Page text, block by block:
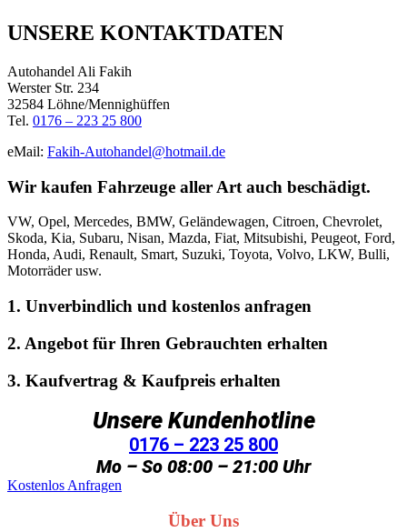
UNSERE KONTAKTDATEN
Autohandel Ali Fakih
Werster Str. 234
32584 Löhne/Mennighüffen
Tel. 0176 – 223 25 800
eMail: Fakih-Autohandel@hotmail.de
Wir kaufen Fahrzeuge aller Art auch beschädigt.
VW, Opel, Mercedes, BMW, Geländewagen, Citroen, Chevrolet,
Skoda, Kia, Subaru, Nisan, Mazda, Fiat, Mitsubishi, Peugeot, Ford,
Honda, Audi, Renault, Smart, Suzuki, Toyota, Volvo, LKW, Bulli,
Motorräder usw.
1. Unverbindlich und kostenlos anfragen
2. Angebot für Ihren Gebrauchten erhalten
3. Kaufvertrag & Kaufpreis erhalten
Unsere Kundenhotline
0176 – 223 25 800
Mo – So 08:00 – 21:00 Uhr
Kostenlos Anfragen
Über Uns